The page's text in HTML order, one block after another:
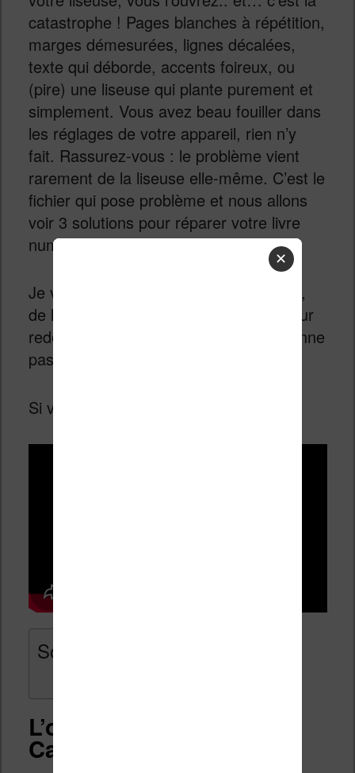
catastrophe ! Pages blanches à répétition,
marges démesurées, lignes décalées,
texte qui déborde, accents foireux, ou
(pire) une liseuse qui plante purement et
simplement. Vous avez beau fouiller dans
les réglages de votre appareil, rien n’y
fait. Rassurez-vous : le problème vient
rarement de la liseuse elle-même. C’est le
fichier qui pose problème et nous allons
voir 3 solutions pour réparer votre livre
numérique (ebook).
Je vous présente donc les 3 méthodes,
de la plus faciles à la plus avancée, pour
redonner vie à un ebook qui ne fonctionne
pas sur votre liseuse.
Si vous préférez voir cela en vidéo :
Sommaire
L’outil indispensable :
Calibre
✕